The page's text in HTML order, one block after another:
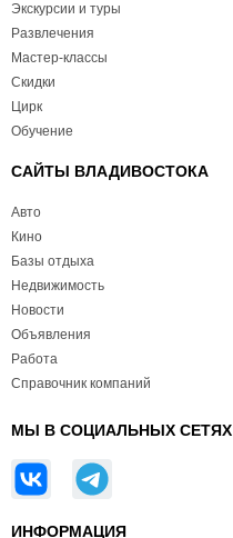
Экскурсии и туры
Развлечения
Мастер-классы
Скидки
Цирк
Обучение
САЙТЫ ВЛАДИВОСТОКА
Авто
Кино
Базы отдыха
Недвижимость
Новости
Объявления
Работа
Справочник компаний
МЫ В СОЦИАЛЬНЫХ СЕТЯХ
ИНФОРМАЦИЯ